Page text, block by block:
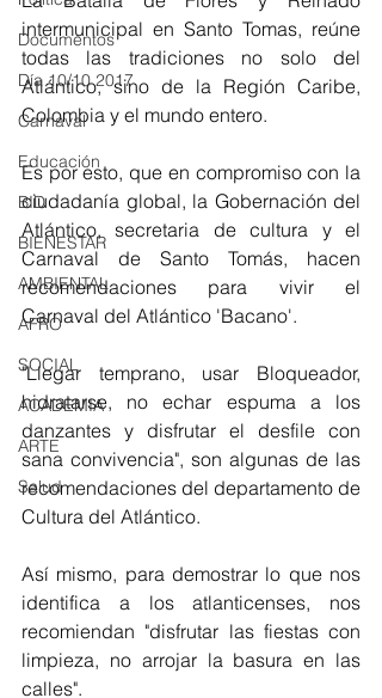
Documentos
Día 10/10 2017
Carnaval
Educación
BID
BIENESTAR
AMBIENTAL
AFRO
SOCIAL
ACADEMIA
ARTE
Salud
intermunicipal en Santo Tomas, reúne
todas las tradiciones no solo del
Atlántico, sino de la Región Caribe,
Colombia y el mundo entero.
Es por esto, que en compromiso con la
ciudadanía global, la Gobernación del
Atlántico, secretaria de cultura y el
Carnaval de Santo Tomás, hacen
recomendaciones para vivir el
Carnaval del Atlántico 'Bacano'.
"Llegar temprano, usar Bloqueador,
hidratarse, no echar espuma a los
danzantes y disfrutar el desfile con
sana convivencia", son algunas de las
recomendaciones del departamento de
Cultura del Atlántico.
Así mismo, para demostrar lo que nos
identifica a los atlanticenses, nos
recomiendan "disfrutar las fiestas con
limpieza, no arrojar la basura en las
calles".